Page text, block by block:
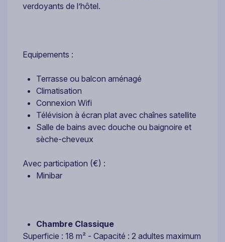
verdoyants de l’hôtel.
Equipements :
Terrasse ou balcon aménagé
Climatisation
Connexion Wifi
Télévision à écran plat avec chaînes satellite
Salle de bains avec douche ou baignoire et
sèche-cheveux
Avec participation (€) :
Minibar
Chambre Classique
Superficie : 18 m² - Capacité : 2 adultes maximum